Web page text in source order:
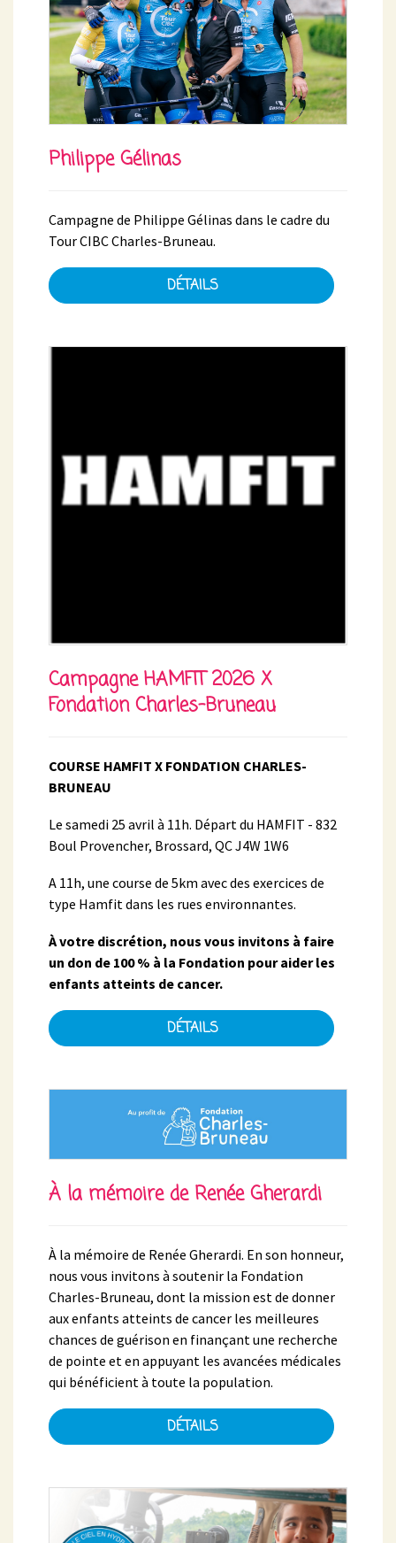
Philippe Gélinas
Campagne de Philippe Gélinas dans le cadre du
Tour CIBC Charles-Bruneau.
DÉTAILS
Campagne HAMFIT 2026 X
Fondation Charles-Bruneau
COURSE HAMFIT X FONDATION CHARLES-
BRUNEAU
Le samedi 25 avril à 11h. Départ du HAMFIT - 832
Boul Provencher, Brossard, QC J4W 1W6
A 11h, une course de 5km avec des exercices de
type Hamfit dans les rues environnantes.
À votre discrétion, nous vous invitons à faire
un don de 100 % à la Fondation pour aider les
enfants atteints de cancer.
DÉTAILS
À la mémoire de Renée Gherardi
À la mémoire de Renée Gherardi. En son honneur,
nous vous invitons à soutenir la Fondation
Charles-Bruneau, dont la mission est de donner
aux enfants atteints de cancer les meilleures
chances de guérison en finançant une recherche
de pointe et en appuyant les avancées médicales
qui bénéficient à toute la population.
DÉTAILS